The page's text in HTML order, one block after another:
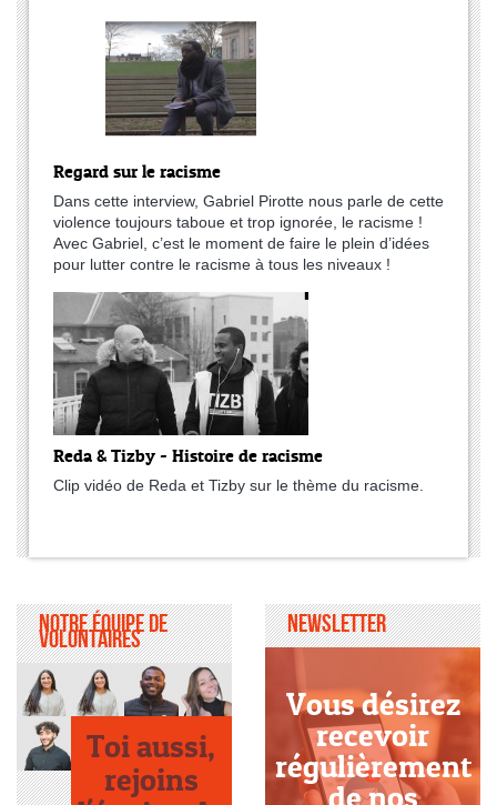
Regard sur le racisme
Dans cette interview, Gabriel Pirotte nous parle de cette
violence toujours taboue et trop ignorée, le racisme !
Avec Gabriel, c’est le moment de faire le plein d’idées
pour lutter contre le racisme à tous les niveaux !
Reda & Tizby - Histoire de racisme
Clip vidéo de Reda et Tizby sur le thème du racisme.
Notre équipe de
volontaires
Toi aussi,
rejoins
Newsletter
Vous désirez
recevoir
régulièrement
de nos